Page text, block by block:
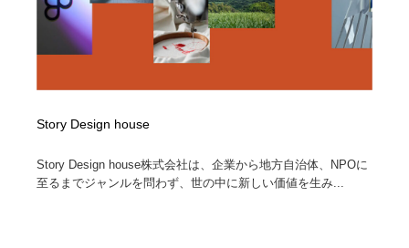
Story Design house
Story Design house株式会社は、企業から地方自治体、NPOに
至るまでジャンルを問わず、世の中に新しい価値を生み...